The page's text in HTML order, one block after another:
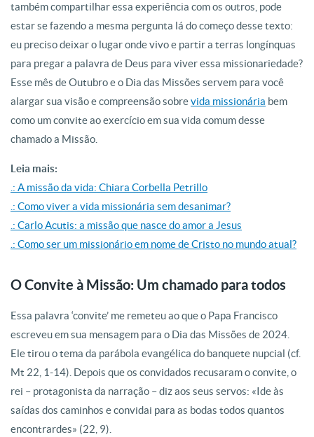
também compartilhar essa experiência com os outros, pode
estar se fazendo a mesma pergunta lá do começo desse texto:
eu preciso deixar o lugar onde vivo e partir a terras longínquas
para pregar a palavra de Deus para viver essa missionariedade?
Esse mês de Outubro e o Dia das Missões servem para você
alargar sua visão e compreensão sobrevida missionária bem
como um convite ao exercício em sua vida comum desse
chamado a Missão.
Leia mais:
.: A missão da vida: Chiara Corbella Petrillo
.: Como viver a vida missionária sem desanimar?
.: Carlo Acutis: a missão que nasce do amor a Jesus
.: Como ser um missionário em nome de Cristo no mundo atual?
O Convite à Missão: Um chamado para todos
Essa palavra ‘convite’ me remeteu ao que o Papa Francisco
escreveu em sua mensagem para o Dia das Missões de 2024.
Ele tirou o tema da parábola evangélica do banquete nupcial (cf.
Mt 22, 1-14). Depois que os convidados recusaram o convite, o
rei – protagonista da narração – diz aos seus servos: «Ide às
saídas dos caminhos e convidai para as bodas todos quantos
encontrardes» (22, 9).